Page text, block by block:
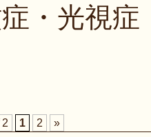
・光視症
1 2 »